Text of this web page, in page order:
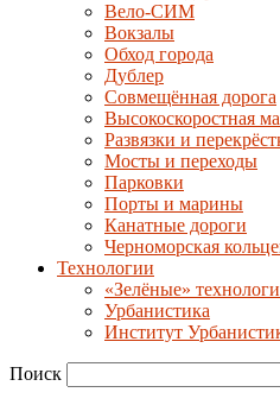
Вело-СИМ
Вокзалы
Обход города
Дублер
Совмещённая дорога
Высокоскоростная
Развязки и
Мосты и переходы
Парковки
Порты и марины
Канатные дороги
Черноморская
Технологии
«Зелёные»
Урбанистика
Институт
Поиск